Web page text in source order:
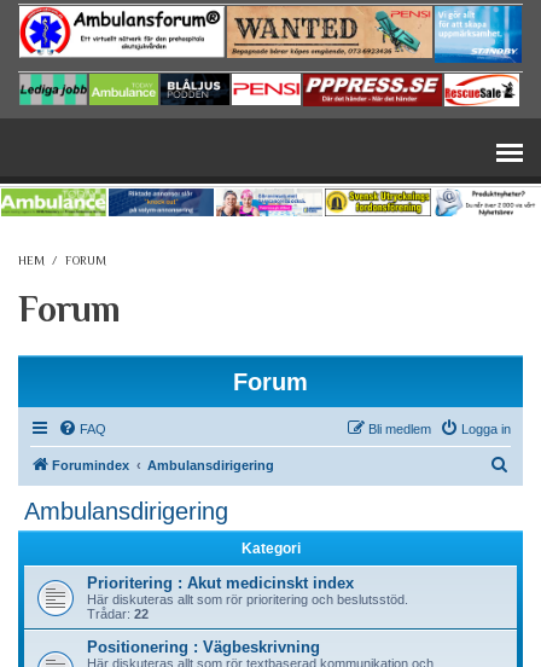
Hoppa till huvudinnehåll
HEM / FORUM
Forum